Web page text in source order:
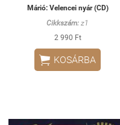
Márió: Velencei nyár (CD)
Cikkszám: z1
2 990 Ft
 KOSÁRBA